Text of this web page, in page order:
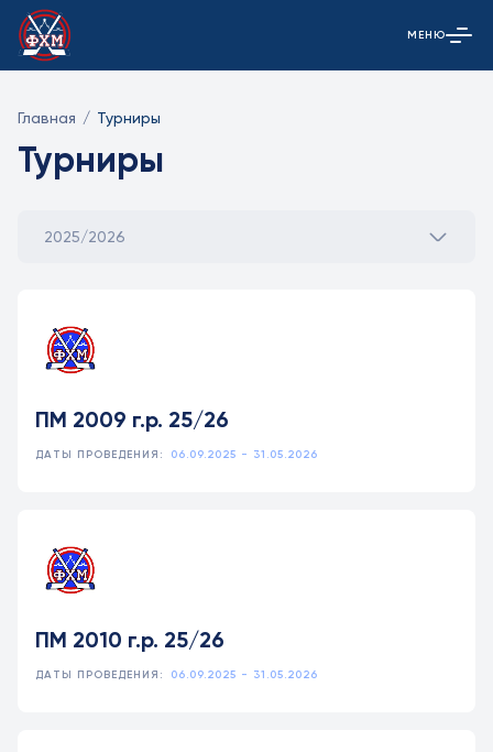
Открыть
МЕНЮ
Главная / Турниры
Турниры
2025/2026
ПМ 2009 г.р. 25/26
ДАТЫ ПРОВЕДЕНИЯ: 06.09.2025 - 31.05.2026
ПМ 2010 г.р. 25/26
ДАТЫ ПРОВЕДЕНИЯ: 06.09.2025 - 31.05.2026